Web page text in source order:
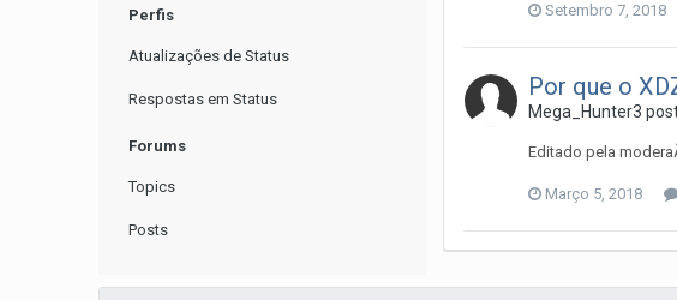
Perfis
Atualizações de Status
Respostas em Status
Forums
Topics
Posts
Setembro 7, 2018
Por que o
Mega_Hunter3
Editado pela
Março 5, 2018